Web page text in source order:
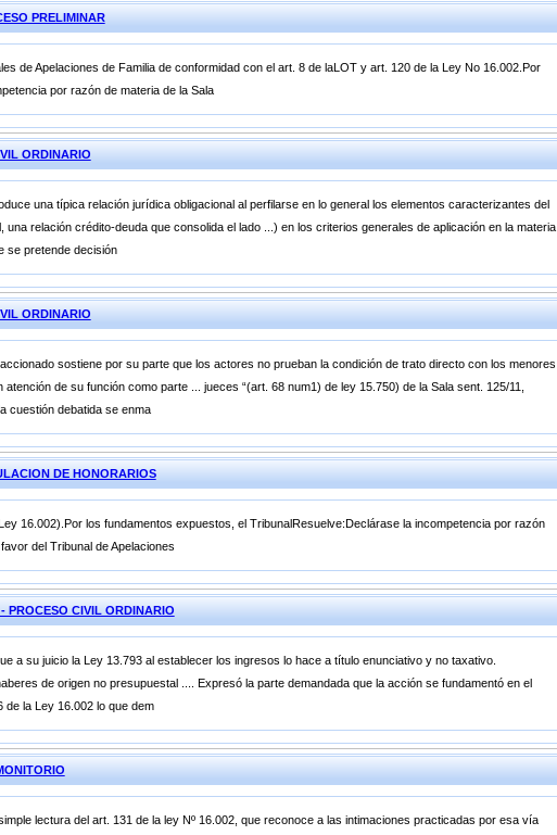
PRELIMINAR
de Apelaciones de Familia de conformidad con el art. 8 de laLOT y art. 120 de la Ley No 16.002.Por
por razón de materia de la Sala
ORDINARIO
una típica relación jurídica obligacional al perfilarse en lo general los elementos caracterizantes del
relación crédito-deuda que consolida el lado ...) en los criterios generales de aplicación en la materia
se pretende decisión
ORDINARIO
sostiene por su parte que los actores no prueban la condición de trato directo con los menores
de su función como parte ... jueces “(art. 68 num1) de ley 15.750) de la Sala sent. 125/11,
cuestión debatida se enma
DE HONORARIOS
16.002).Por los fundamentos expuestos, el TribunalResuelve:Declárase la incompetencia por razón
del Tribunal de Apelaciones
PROCESO CIVIL ORDINARIO
a su juicio la Ley 13.793 al establecer los ingresos lo hace a título enunciativo y no taxativo.
de origen no presupuestal .... Expresó la parte demandada que la acción se fundamentó en el
de la Ley 16.002 lo que dem
lectura del art. 131 de la ley Nº 16.002, que reconoce a las intimaciones practicadas por esa vía